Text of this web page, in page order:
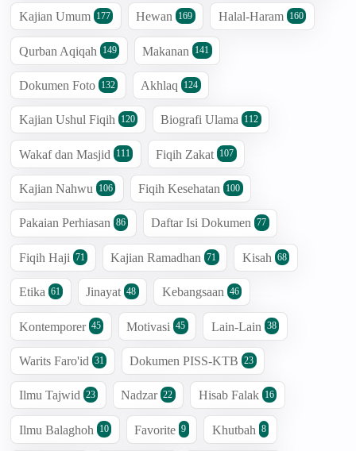
Kajian Umum 177 Hewan 169 Halal-Haram 160
Qurban Aqiqah 149 Makanan 141
Dokumen Foto 132 Akhlaq 124
Kajian Ushul Fiqih 120 Biografi Ulama 112
Wakaf dan Masjid 111 Fiqih Zakat 107
Kajian Nahwu 106 Fiqih Kesehatan 100
Pakaian Perhiasan 86 Daftar Isi Dokumen 77
Fiqih Haji 71 Kajian Ramadhan 71 Kisah 68
Etika 61 Jinayat 48 Kebangsaan 46
Kontemporer 45 Motivasi 45 Lain-Lain 38
Warits Faro'id 31 Dokumen PISS-KTB 23
Ilmu Tajwid 23 Nadzar 22 Hisab Falak 16
Ilmu Balaghoh 10 Favorite 9 Khutbah 8